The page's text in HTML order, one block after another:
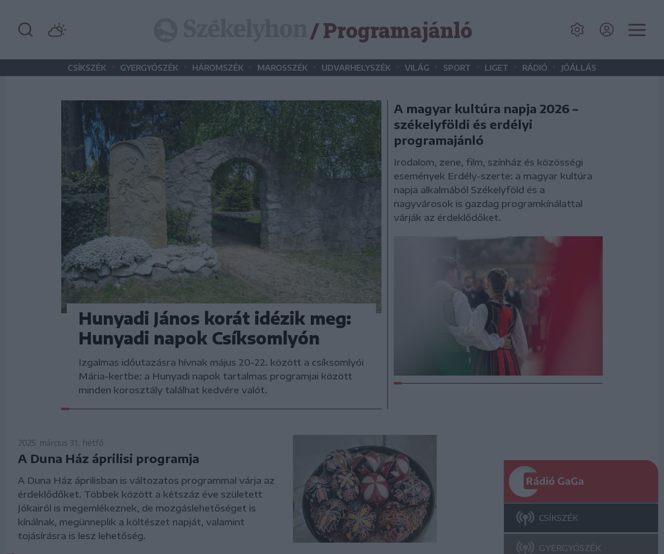
/ Programajánló
CSÍKSZÉK • GYERGYÓSZÉK • HÁROMSZÉK • MAROSSZÉK • UDVARHELYSZÉK • VILÁG • SPORT • LIGET • RÁDIÓ • JÓÁLLÁS
Hunyadi János korát idézik meg:
Hunyadi napok Csíksomlyón
Izgalmas időutazásra hívnak május 20-22. között a csíksomlyói
Mária-kertbe: a Hunyadi napok tartalmas programjai között
minden korosztály találhat kedvére valót.
A magyar kultúra napja 2026 –
székelyföldi és erdélyi
programajánló
Irodalom, zene, film, színház és közösségi
események Erdély-szerte: a magyar kultúra
napja alkalmából Székelyföld és a
nagyvárosok is gazdag programkínálattal
várják az érdeklődőket.
2025. március 31., hétfő
A Duna Ház áprilisi programja
A Duna Ház áprilisban is változatos programmal várja az
érdeklődőket. Többek között a kétszáz éve született
Jókairól is megemlékeznek, de mozgáslehetőséget is
kínálnak, megünneplik a költészet napját, valamint
tojásírásra is lesz lehetőség.
Rádió GaGa
CSÍKSZÉK
GYERGYÓSZÉK